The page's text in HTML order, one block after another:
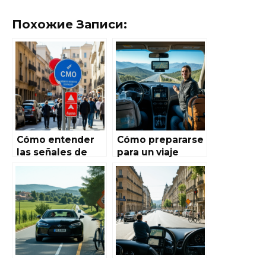
Похожие Записи:
Cómo entender
las señales de
tránsito
españolas: Guía
completa para
conductores y
turistas
Cómo prepararse
para un viaje
largo en coche
por España: Guía
completa para
una aventura
segura y
placentera